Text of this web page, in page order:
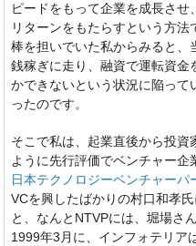
ピードをもって企業を成長さ
リターンをもたらすという方
棒を担いでいた私からみると、
銭稼ぎに走り、融資で運転資金
かできないという状況に陥っ
ったのです。
そこで私は、起業直後から投
ように先行評価でベンチャー
日本テクノロジーベンチャーパ
VCを興したばかりの村口和孝
と、なんとNTVPには、堀場さ
1999年3月に、インフォテリア